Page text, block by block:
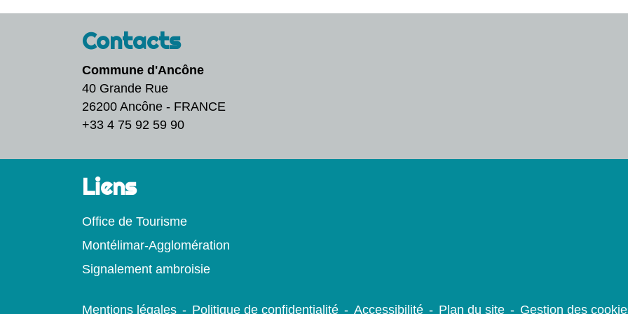
Contacts
Commune d'Ancône
40 Grande Rue
26200 Ancône - FRANCE
+33 4 75 92 59 90
Liens
Office de Tourisme
Montélimar-Agglomération
Signalement ambroisie
Mentions légales - Politique de confidentialité - Accessibilité - Plan du site - Gestion des